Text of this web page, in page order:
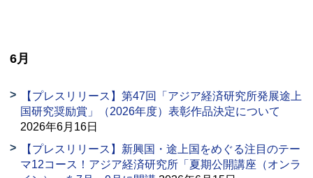
6月
【プレスリリース】第47回「アジア経済研究所発展途上
国研究奨励賞」（2026年度）表彰作品決定について
2026年6月16日
【プレスリリース】新興国・途上国をめぐる注目のテー
マ12コース！アジア経済研究所「夏期公開講座（オンラ